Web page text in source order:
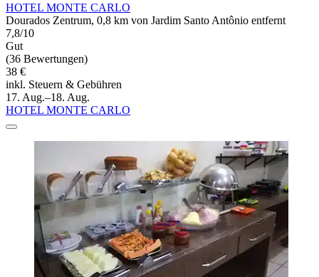
HOTEL MONTE CARLO
Dourados Zentrum, 0,8 km von Jardim Santo Antônio entfernt
7,8/10
Gut
(36 Bewertungen)
38 €
inkl. Steuern & Gebühren
17. Aug.–18. Aug.
HOTEL MONTE CARLO